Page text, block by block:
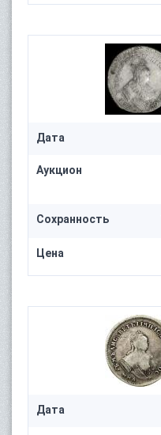
Дата
Аукцион
Сохранность
Цена
Дата